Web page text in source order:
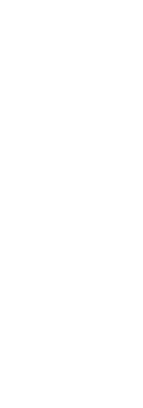
lleva más